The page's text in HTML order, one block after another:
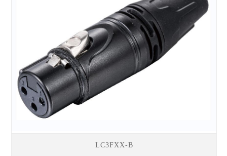
LC3FXX-B